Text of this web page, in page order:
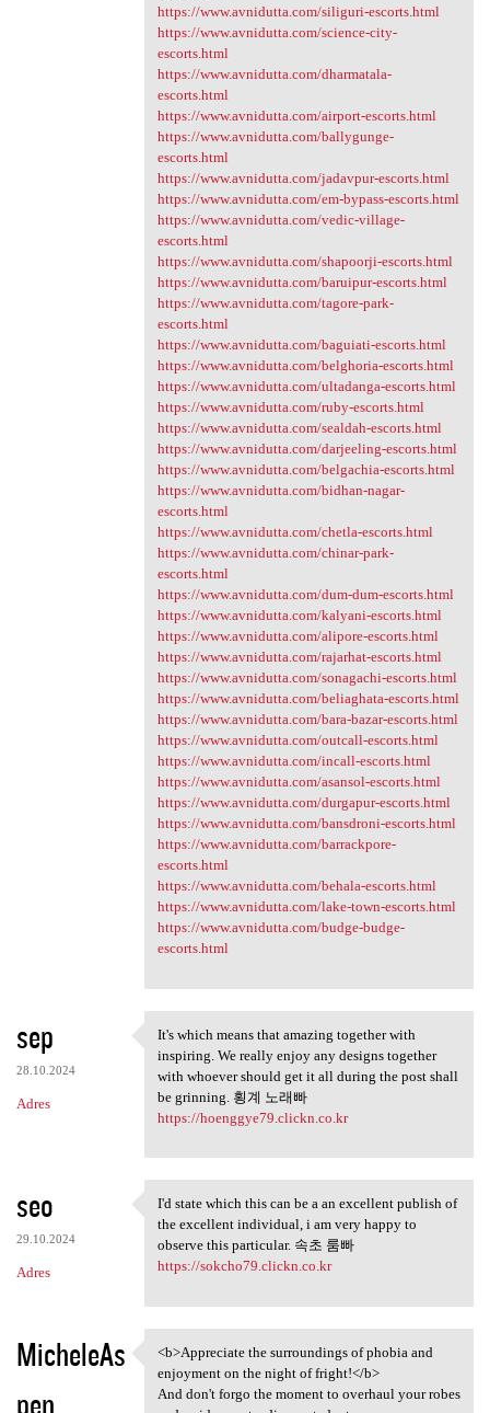
https://www.avnidutta.com/siliguri-escorts.html
https://www.avnidutta.com/science-city-
escorts.html
https://www.avnidutta.com/dharmatala-
escorts.html
https://www.avnidutta.com/airport-escorts.html
https://www.avnidutta.com/ballygunge-
escorts.html
https://www.avnidutta.com/jadavpur-escorts.html
https://www.avnidutta.com/em-bypass-escorts.html
https://www.avnidutta.com/vedic-village-
escorts.html
https://www.avnidutta.com/shapoorji-escorts.html
https://www.avnidutta.com/baruipur-escorts.html
https://www.avnidutta.com/tagore-park-
escorts.html
https://www.avnidutta.com/baguiati-escorts.html
https://www.avnidutta.com/belghoria-escorts.html
https://www.avnidutta.com/ultadanga-escorts.html
https://www.avnidutta.com/ruby-escorts.html
https://www.avnidutta.com/sealdah-escorts.html
https://www.avnidutta.com/darjeeling-escorts.html
https://www.avnidutta.com/belgachia-escorts.html
https://www.avnidutta.com/bidhan-nagar-
escorts.html
https://www.avnidutta.com/chetla-escorts.html
https://www.avnidutta.com/chinar-park-
escorts.html
https://www.avnidutta.com/dum-dum-escorts.html
https://www.avnidutta.com/kalyani-escorts.html
https://www.avnidutta.com/alipore-escorts.html
https://www.avnidutta.com/rajarhat-escorts.html
https://www.avnidutta.com/sonagachi-escorts.html
https://www.avnidutta.com/beliaghata-escorts.html
https://www.avnidutta.com/bara-bazar-escorts.html
https://www.avnidutta.com/outcall-escorts.html
https://www.avnidutta.com/incall-escorts.html
https://www.avnidutta.com/asansol-escorts.html
https://www.avnidutta.com/durgapur-escorts.html
https://www.avnidutta.com/bansdroni-escorts.html
https://www.avnidutta.com/barrackpore-
escorts.html
https://www.avnidutta.com/behala-escorts.html
https://www.avnidutta.com/lake-town-escorts.html
https://www.avnidutta.com/budge-budge-
escorts.html
sep
28.10.2024
Adres
It's which means that amazing
It's which means that amazing together with
inspiring. We really enjoy any designs together
with whoever should get it all during the post shall
be grinning. 횡계 노래빠
https://hoenggye79.clickn.co.kr
seo
29.10.2024
Adres
I'd state which this can be a
I'd state which this can be a an excellent publish of
the excellent individual, i am very happy to
observe this particular. 속초 룸빠
https://sokcho79.clickn.co.kr
MicheleAs
pen
<b>Appreciate the
<b>Appreciate the surroundings of phobia and
enjoyment on the night of fright!</b>
And don't forgo the moment to overhaul your robes